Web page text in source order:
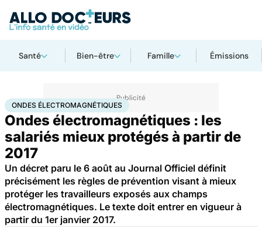
Santé Bien-être Famille Émissions
AccueilSantéOndes électromagnétiques
ONDES ÉLECTROMAGNÉTIQUES
Ondes électromagnétiques : les
salariés mieux protégés à partir de
2017
Un décret paru le 6 août au Journal Officiel définit
précisément les règles de prévention visant à mieux
protéger les travailleurs exposés aux champs
électromagnétiques. Le texte doit entrer en vigueur à
partir du 1er janvier 2017.